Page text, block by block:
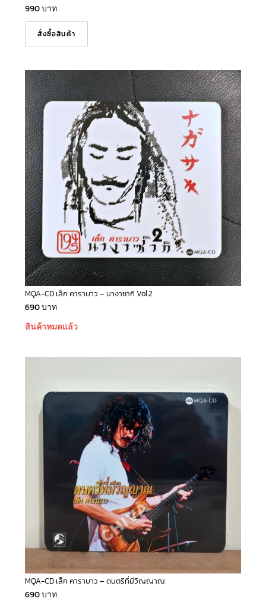
990บาท
สั่งซื้อสินค้า
MQA-CD เล็ก คาราบาว – นางาซากิ Vol.2
690บาท
สินค้าหมดแล้ว
MQA-CD เล็ก คาราบาว – ดนตรีที่มีวิญญาณ
690บาท